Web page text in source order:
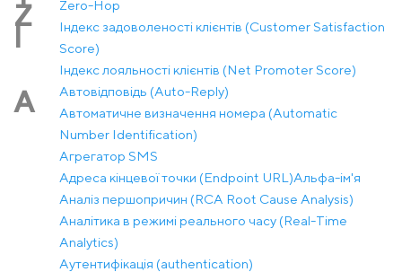
Z Zero-Hop
І
Індекс задоволеності клієнтів (Customer Satisfaction
Score)
Індекс лояльності клієнтів (Net Promoter Score)
А
Автовідповідь (Auto-Reply)
Автоматичне визначення номера (Automatic
Number Identification)
Агрегатор SMS
Адреса кінцевої точки (Endpoint URL)Альфа-ім'я
Аналіз першопричин (RCA Root Cause Analysis)
Аналітика в режимі реального часу (Real-Time
Analytics)
Аутентифікація (authentication)